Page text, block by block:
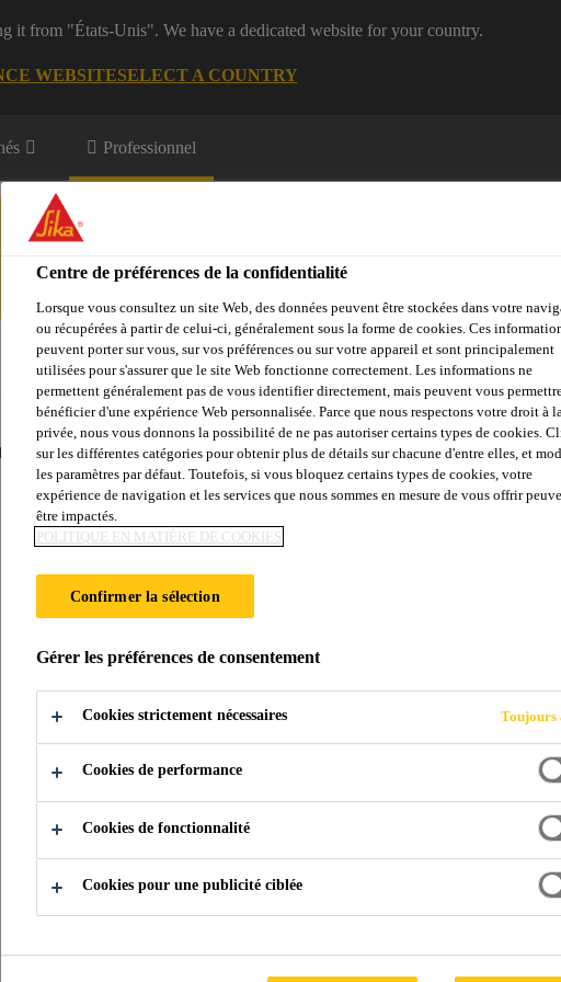
it from "États-Unis". We have a dedicated website for your country.
WEBSITESELECT A COUNTRY
Professionnel
Espace Membres Formations A propos de nous
scellement Renforcement Nettoyant Sikadur®
Nettoyant
Produit de dégraissage, de nettoyage de
Nettoyant Sikadur® est un produit de nettoyage à
système de produits des gammes Sikadur®, Sika
Haut pouvoir de nettoyage vis-à-vis de la
NOTICE
FICHE DE
Centre de préférences de la confidentialité
Lorsque vous consultez un site Web, des données peuvent être stockées dans votre
ou récupérées à partir de celui-ci, généralement sous la forme de cookies. Ces
peuvent porter sur vous, sur vos préférences ou sur votre appareil et sont principalement
utilisées pour s'assurer que le site Web fonctionne correctement. Les informations ne
permettent généralement pas de vous identifier directement, mais peuvent vous
bénéficier d'une expérience Web personnalisée. Parce que nous respectons votre droit à
privée, nous vous donnons la possibilité de ne pas autoriser certains types de cookies.
sur les différentes catégories pour obtenir plus de détails sur chacune d'entre elles, et
les paramètres par défaut. Toutefois, si vous bloquez certains types de cookies, votre
expérience de navigation et les services que nous sommes en mesure de vous offrir
être impactés.
POLITIQUE EN MATIÈRE DE COOKIES
Confirmer la sélection
Gérer les préférences de consentement
Cookies strictement nécessaires Toujours
Cookies de performance
Cookies de fonctionnalité
Cookies pour une publicité ciblée